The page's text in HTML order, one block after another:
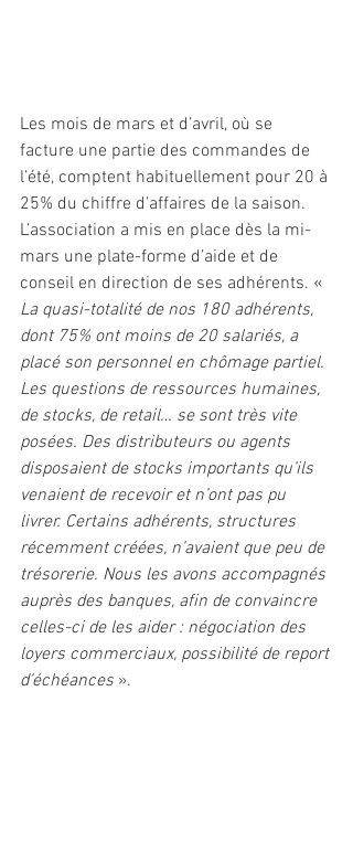
Les mois de mars et d’avril, où se
facture une partie des commandes de
l’été, comptent habituellement pour 20 à
25% du chiffre d’affaires de la saison.
L’association a mis en place dès la mi-
mars une plate-forme d’aide et de
conseil en direction de ses adhérents. «
La quasi-totalité de nos 180 adhérents,
dont 75% ont moins de 20 salariés, a
placé son personnel en chômage partiel.
Les questions de ressources humaines,
de stocks, de retail… se sont très vite
posées. Des distributeurs ou agents
disposaient de stocks importants qu’ils
venaient de recevoir et n’ont pas pu
livrer. Certains adhérents, structures
récemment créées, n’avaient que peu de
trésorerie. Nous les avons accompagnés
auprès des banques, afin de convaincre
celles-ci de les aider : négociation des
loyers commerciaux, possibilité de report
d’échéances ».